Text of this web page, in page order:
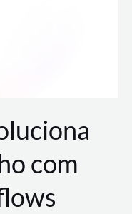
com